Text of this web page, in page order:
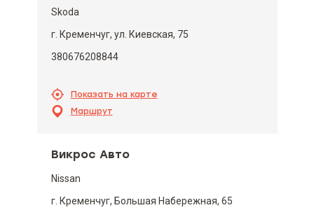
Skoda
г. Кременчуг, ул. Киевская, 75
380676208844
Показать на карте
Маршрут
Викрос Авто
Nissan
г. Кременчуг, Большая Набережная, 65